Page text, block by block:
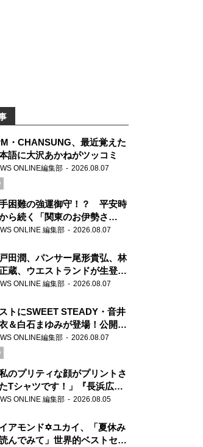
・CHANSUNG、最近覚えた
語に大沢あかねがツッコミ
ONLINE編集部 2026.08.07
困難の強運御守！？ 平安時
ら続く「関東のお伊勢さ
、芝大神宮にてランパンプス
ONLINE 編集部 2026.08.07
田潤、パンサー尾形貴弘、林
蔵、ウエストランドが生登
『ラジオビバリー昼ズ』
ONLINE 編集部 2026.08.07
トにSWEET STEADY・音井
＆白石まゆみが登場！公開収
素顔全開！
ONLINE編集部 2026.08.07
私のプリティな顔がプリントさ
Tシャツです！」『長浜広奈
無双』初の番組グッズ発売
ONLINE 編集部 2026.08.05
アモンド✡ユカイ、「夏休み
んでみて」世界的ベストセラ